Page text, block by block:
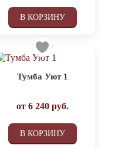
В КОРЗИНУ
Тумба Уют 1
от 6 240руб.
В КОРЗИНУ